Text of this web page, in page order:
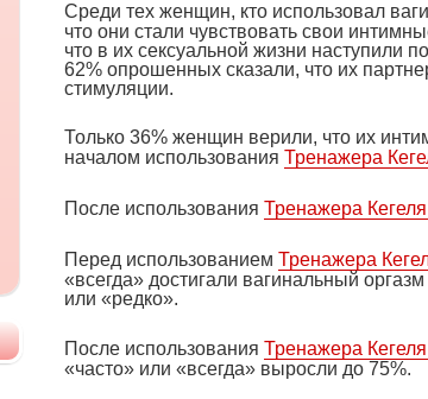
Среди тех женщин, кто использовал
что они стали чувствовать свои
что в их сексуальной жизни наступили
62% опрошенных сказали, что их
стимуляции.
Только 36% женщин верили, что их
началом использования Тренажера
После использования Тренажера Кегеля
Перед использованием Тренажера
«всегда» достигали вагинальный
или «редко».
После использования Тренажера Кегеля
«часто» или «всегда» выросли до 75%.